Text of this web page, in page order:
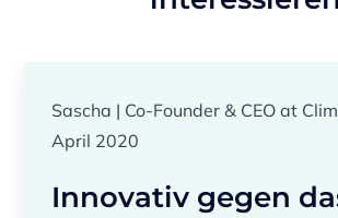
Sascha | Co-Founder & CEO at
April 2020
Innovativ gegen